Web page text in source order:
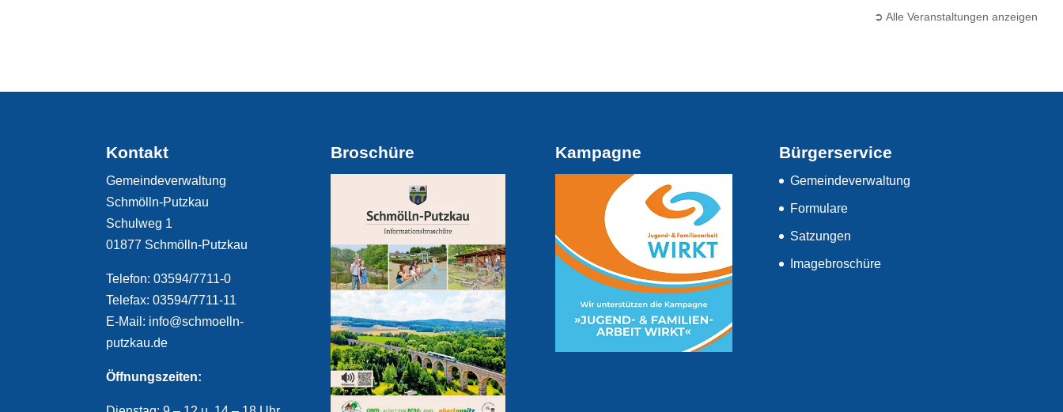
➲ Alle Veranstaltungen anzeigen
Kontakt
Gemeindeverwaltung
Schmölln-Putzkau
Schulweg 1
01877 Schmölln-Putzkau
Telefon: 03594/7711-0
Telefax: 03594/7711-11
E-Mail: info@schmoelln-
putzkau.de
Öffnungszeiten:
Broschüre Kampagne Bürgerservice
Gemeindeverwaltung
Formulare
Satzungen
Imagebroschüre